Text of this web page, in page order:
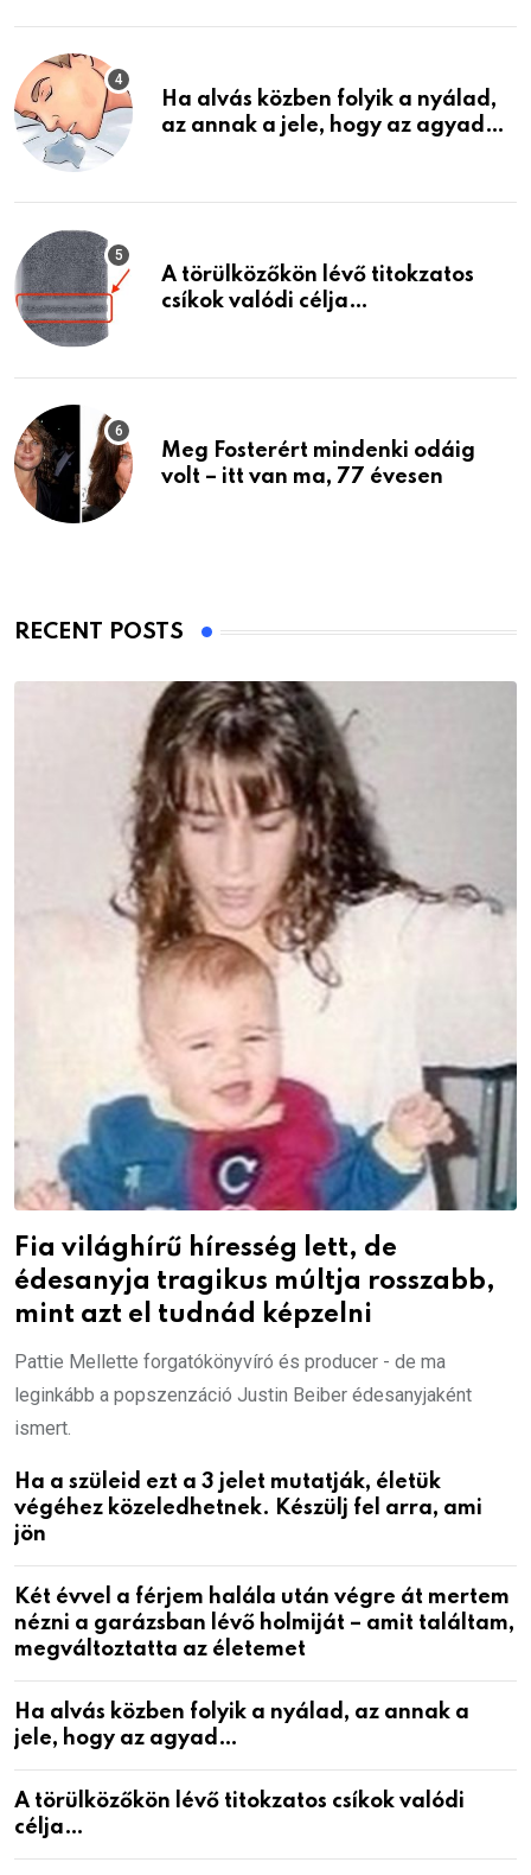
életemet
Ha alvás közben folyik a nyálad,
az annak a jele, hogy az agyad…
A törülközőkön lévő titokzatos
csíkok valódi célja…
Meg Fosterért mindenki odáig
volt – itt van ma, 77 évesen
RECENT POSTS
Fia világhírű híresség lett, de
édesanyja tragikus múltja rosszabb,
mint azt el tudnád képzelni
Pattie Mellette forgatókönyvíró és producer - de ma
leginkább a popszenzáció Justin Beiber édesanyjaként
ismert.
Ha a szüleid ezt a 3 jelet mutatják, életük
végéhez közeledhetnek. Készülj fel arra, ami
jön
Két évvel a férjem halála után végre át mertem
nézni a garázsban lévő holmiját – amit találtam,
megváltoztatta az életemet
Ha alvás közben folyik a nyálad, az annak a
jele, hogy az agyad…
A törülközőkön lévő titokzatos csíkok valódi
célja…